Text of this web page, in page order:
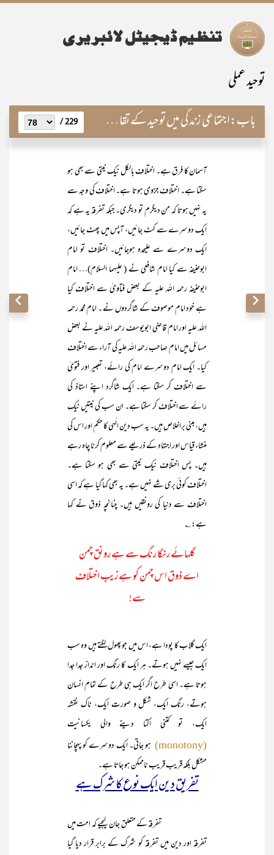
توحید عملی
باب:اجتماعی زندگی میں توحید کے تقاضے اور اقامتِ دین کی فرضیت 229 /
آسمان کا فرق ہے۔ اختلاف بالکل نیک نیتی سے بھی ہو
سکتا ہے۔ اختلاف جزوی ہوتا ہے۔ اختلاف کی وجہ سے
یہ نہیں ہوتا کہ من دیگرم تو دیگری۔ جبکہ تفرقہ یہ ہے کہ
ایک دوسرے سے کٹ جائیں، آپس میں پھٹ جائیں،
ایک دوسرے سے علیحدہ ہوجائیں۔ اختلاف تو امام
ابوحنیفہ سے کیا امام شافعی نے ( علیہما السلام)… امام
ابوحنیفہ رحمہ اللہ علیہ کے بعض فتاویٰ سے اختلاف کیا
ہے خود امام موصوف کے شاگردوں نے ۔ امام محمد رحمہ
اللہ علیہ اور امام قاضی ابویوسف رحمہ اللہ علیہ نے بعض
مسائل میں امام صاحب رحمہ اللہ علیہ کی آراء سے اختلاف
کیا۔ ایک امام دوسرے امام کی رائے، تعبیر اور فتویٰ
سے اختلاف کر سکتا ہے۔ ایک شاگرد اپنے استاذ کی
رائے سے اختلاف کر سکتا ہے۔ ان سب کی نیتیں نیک
ہیں، مبنی براخلاص ہیں۔ یہ سب دین الٰہی کا حکم اور اس کی
منشاء قیاس اور اجتہاد کے ذریعے سے معلوم کرنا چاہ رہے
ہیں۔ پس اختلاف نیک نیتی سے بھی ہو سکتا ہے۔
اختلاف کوئی بری شے نہیں ہے۔ یہ بھی کہا گیا ہے کہ اسی
اختلاف سے دنیا کی رونقیں ہیں۔ چنانچہ ذوق نے کہا
ہے: ؎
گلہائے رنگا رنگ سے ہے رونق چمن
اے ذوق اس چمن کو ہے زیب اختلاف
سے!
ایک گلاب کا پودا ہے، اس میں جو پھول لگتے ہیں وہ سب
ایک جیسے نہیں ہوتے۔ ہر ایک کا رنگ اور انداز جدا جدا
ہوتا ہے۔ اسی طرح اگر ایک ہی طرح کے تمام انسان
ہوتے، رنگ ایک، شکل و صورت ایک، ناک نقشہ
ایک، تو کتنی اکتا دینے والی یکسانیت
(monotony)
ہو جاتی۔ ایک دوسرے کو پہچاننا
مشکل بلکہ قریب قریب ناممکن ہو جاتا ہے۔
تفریق دین ایک نوع کا شرک ہے
تفرقہ کے متعلق جان لیجیے کہ امت میں
تفرقہ اور دین میں تفرقہ کو شرک کے برابر قرار دیا گیا